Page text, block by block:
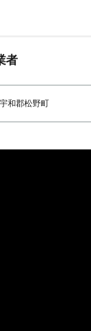
者
和郡松野町